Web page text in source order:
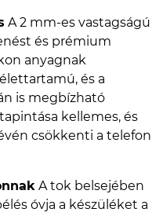
A 2 mm-es vastagságú
és prémium
anyagnak
és a
is megbízható
kellemes, és
csökkenti a telefon
A tok belsejében
óvja a készüléket a